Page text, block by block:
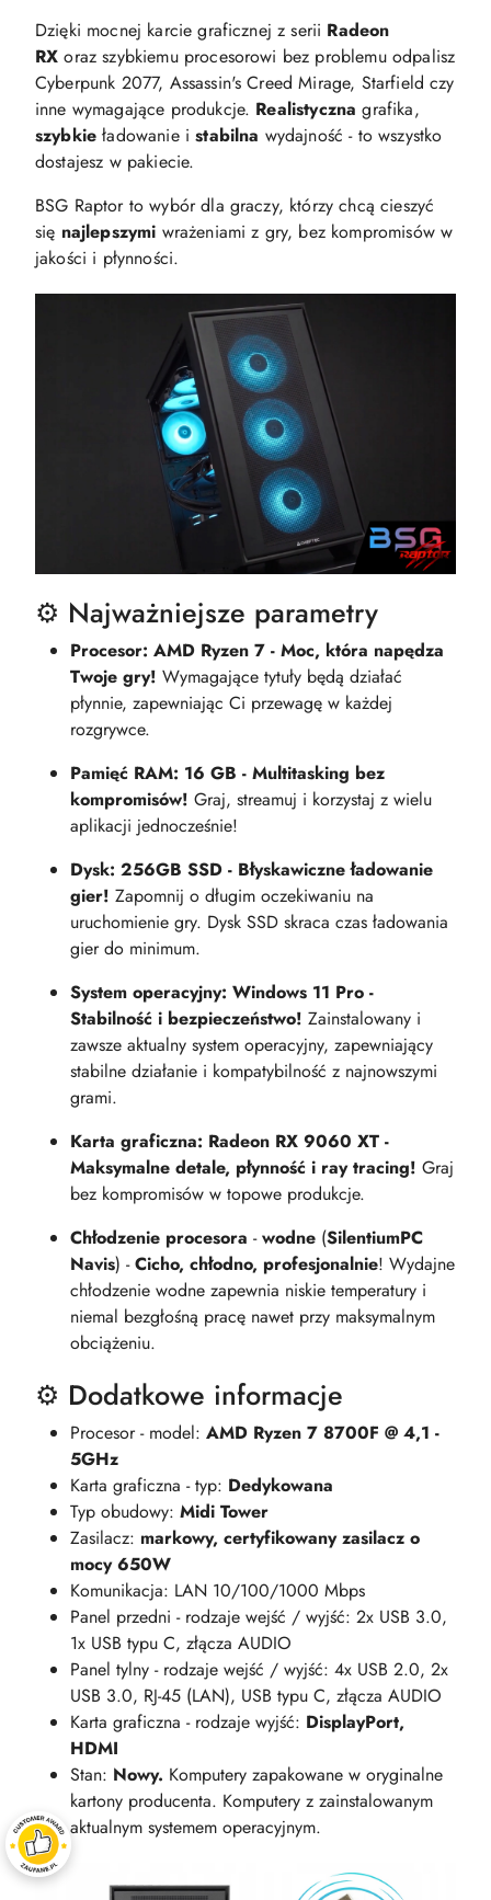
Dzięki mocnej karcie graficznej z serii Radeon
RXoraz szybkiemu procesorowi bez problemu odpalisz
Cyberpunk 2077, Assassin's Creed Mirage, Starfield czy
inne wymagające produkcje. Realistyczna grafika,
szybkie ładowanie istabilna wydajność - to wszystko
dostajesz w pakiecie.
BSG Raptor to wybór dla graczy, którzy chcą cieszyć
się najlepszymi wrażeniami z gry, bez kompromisów w
jakości i płynności.
⚙️ Najważniejsze parametry
Procesor: AMD Ryzen 7 - Moc, która napędza
Twoje gry! Wymagające tytuły będą działać
płynnie, zapewniając Ci przewagę w każdej
rozgrywce.
Pamięć RAM: 16 GB - Multitasking bez
kompromisów! Graj, streamuj i korzystaj z wielu
aplikacji jednocześnie!
Dysk: 256GB SSD - Błyskawiczne ładowanie
gier! Zapomnij o długim oczekiwaniu na
uruchomienie gry. Dysk SSD skraca czas ładowania
gier do minimum.
System operacyjny: Windows 11 Pro -
Stabilność i bezpieczeństwo! Zainstalowany i
zawsze aktualny system operacyjny, zapewniający
stabilne działanie i kompatybilność z najnowszymi
grami.
Karta graficzna: Radeon RX 9060 XT -
Maksymalne detale, płynność i ray tracing! Graj
bez kompromisów w topowe produkcje.
Chłodzenie procesora -wodne (SilentiumPC
Navis) -Cicho, chłodno, profesjonalnie! Wydajne
chłodzenie wodne zapewnia niskie temperatury i
niemal bezgłośną pracę nawet przy maksymalnym
obciążeniu.
⚙️ Dodatkowe informacje
Procesor - model: AMD Ryzen 7 8700F @ 4,1 -
5GHz
Karta graficzna - typ: Dedykowana
Typ obudowy: Midi Tower
Zasilacz: markowy, certyfikowany zasilacz o
mocy 650W
Komunikacja: LAN 10/100/1000 Mbps
Panel przedni - rodzaje wejść / wyjść: 2x USB 3.0,
1x USB typu C, złącza AUDIO
Panel tylny - rodzaje wejść / wyjść: 4x USB 2.0, 2x
USB 3.0, RJ-45 (LAN), USB typu C, złącza AUDIO
Karta graficzna - rodzaje wyjść: DisplayPort,
HDMI
Stan: Nowy. Komputery zapakowane w oryginalne
kartony producenta. Komputery z zainstalowanym
aktualnym systemem operacyjnym.